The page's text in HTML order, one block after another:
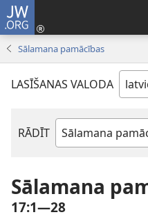
JW.ORG
Sālamana pamācības
LASĪŠANAS VALODA
RĀDĪT
Pēc
Sālamana
17:1—28